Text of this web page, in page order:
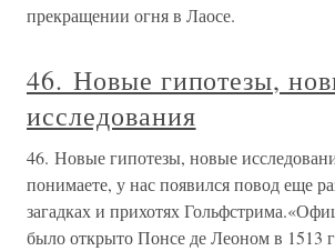
прекращении огня в Лаосе.
46. Новые гипотезы,
исследования
46. Новые гипотезы, новые
понимаете, у нас появился повод еще
загадках и прихотях
было открыто Понсе де Леоном в 1513